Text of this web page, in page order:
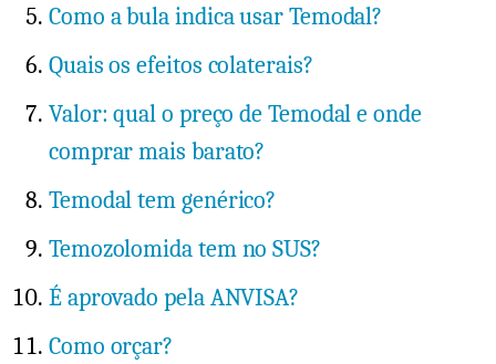
Como a bula indica usar Temodal?
Quais os efeitos colaterais?
Valor: qual o preço de Temodal e onde
comprar mais barato?
Temodal tem genérico?
Temozolomida tem no SUS?
É aprovado pela ANVISA?
Como orçar?